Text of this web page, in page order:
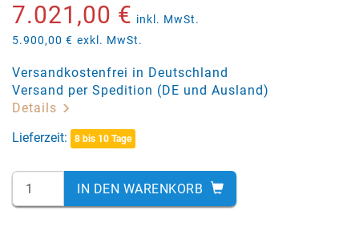
7.021,00 € inkl. MwSt.
5.900,00 € exkl. MwSt.
Versandkostenfrei in Deutschland
Versand per Spedition (DE und Ausland)
Details
Lieferzeit:
8 bis 10 Tage
IN DEN WARENKORB